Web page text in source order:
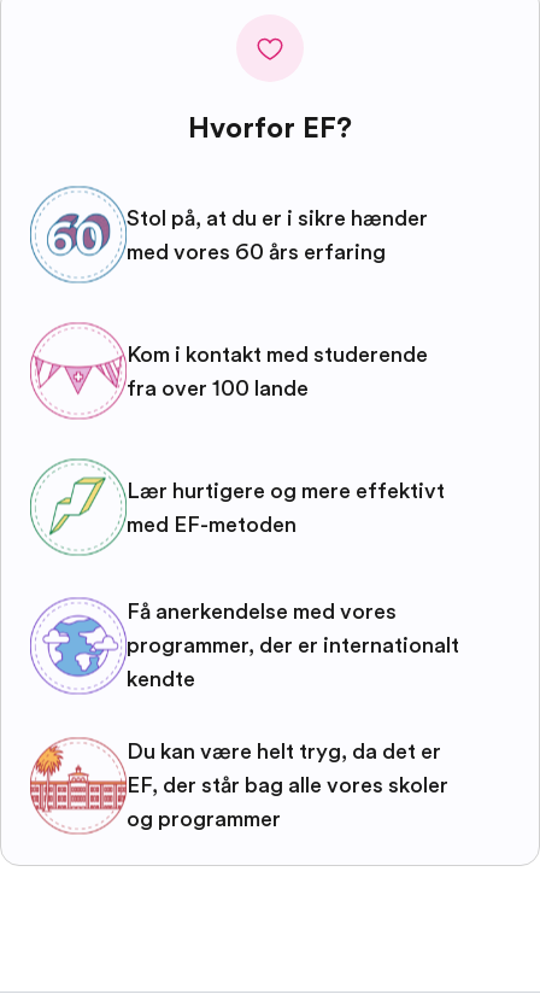
Hvorfor EF?
Stol på, at du er i sikre hænder
med vores 60 års erfaring
Kom i kontakt med studerende
fra over 100 lande
Lær hurtigere og mere effektivt
med EF-metoden
Få anerkendelse med vores
programmer, der er internationalt
kendte
Du kan være helt tryg, da det er
EF, der står bag alle vores skoler
og programmer